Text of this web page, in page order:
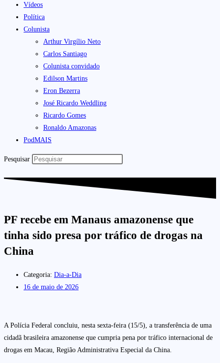
Vídeos
Política
Colunista
Arthur Virgílio Neto
Carlos Santiago
Colunista convidado
Edilson Martins
Eron Bezerra
José Ricardo Weddling
Ricardo Gomes
Ronaldo Amazonas
PodMAIS
Pesquisar
PF recebe em Manaus amazonense que
tinha sido presa por tráfico de drogas na
China
Categoria: Dia-a-Dia
16 de maio de 2026
A Polícia Federal concluiu, nesta sexta-feira (15/5), a transferência de uma
cidadã brasileira amazonense que cumpria pena por tráfico internacional de
drogas em Macau, Região Administrativa Especial da China.